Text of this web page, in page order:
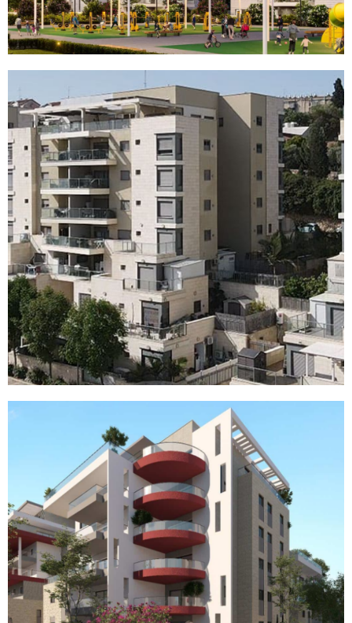
פרויקט דה ואלי
בנהריה
לדף הפרויקט
פרויקט השכונה הלבנה
בכרמיאל
לדף הפרויקט